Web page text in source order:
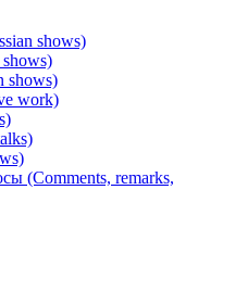
shows)
shows)
work)
(Comments, remarks,